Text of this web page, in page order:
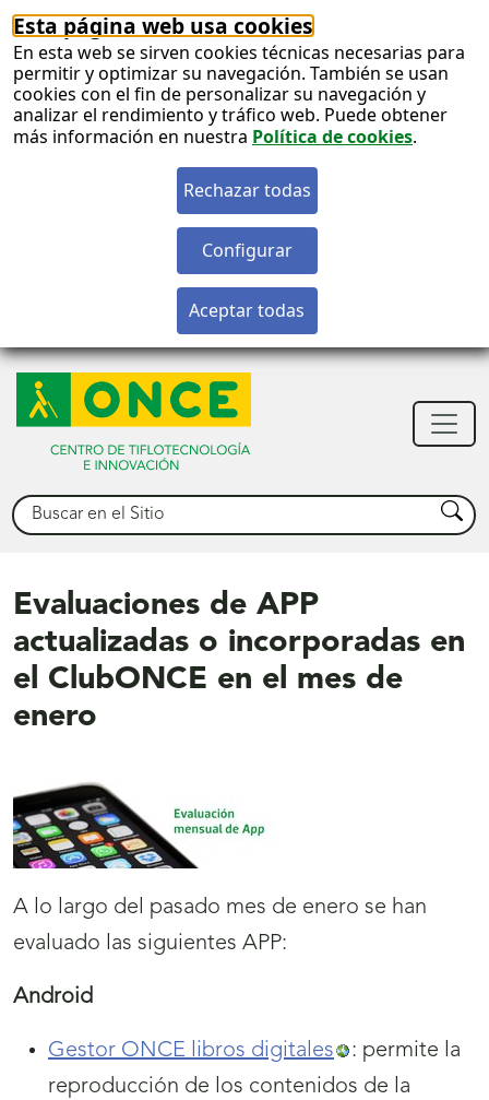
Esta página web usa cookies
En esta web se sirven cookies técnicas necesarias para
permitir y optimizar su navegación. También se usan
cookies con el fin de personalizar su navegación y
analizar el rendimiento y tráfico web. Puede obtener
más información en nuestra Política de cookies.
Buscar Buscar
Evaluaciones de APP
actualizadas o incorporadas en
el ClubONCE en el mes de
enero
A lo largo del pasado mes de enero se han
evaluado las siguientes APP:
Android
Gestor ONCE libros digitales
: permite la
reproducción de los contenidos de la